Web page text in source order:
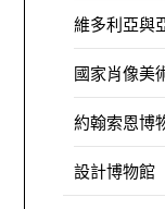
維多利亞與
國家肖像美
約翰索恩博
設計博物館